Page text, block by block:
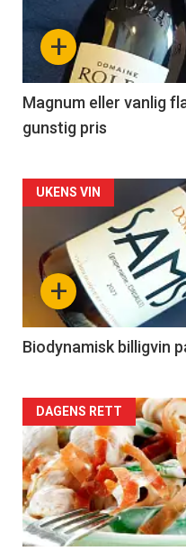
nå
3
+
Magnum eller vanlig
gunstig pris
Forsiden
akkurat
nå
4
+
UKENS VIN
Biodynamisk billigvin
Forsiden
akkurat
nå
-
DAGENS RETT